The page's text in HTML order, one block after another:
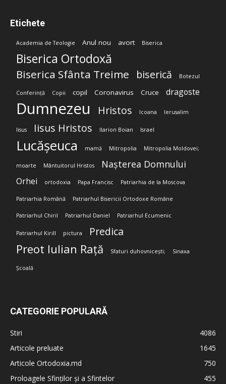
Etichete
Academia de Teologie Anul nou avort Biserica
Biserica Ortodoxă
Biserica Sfânta Treime biserică Botezul
Conferință Copii copil Coronavirus Cruce dragoste
Dumnezeu Hristos Icoana Ierusalim
Iisus Iisus Hristos Ilarion Boian Israel
Lucășeuca mamă Mitropolia Mitropolia Moldovei;
moarte Mântuitorul Hristos Nașterea Domnului
Orhei ortodoxia Papa Francisc Patriarhia de la Moscova
Patriarhia Română Patriarhul Bisericii Ortodoxe Române
Patriarhul Chiril Patriarhul Daniel Patriarhul Ecumenic
Patriarhul Kirill pictura Predica
Preot Iulian Rață Sfaturi duhovnicești; Sinaxa
Școală
CATEGORIE POPULARĂ
Stiri
4086
Articole preluate
1645
Articole Ortodoxia.md
750
Proloagele Sfinților și a Sfintelor
455